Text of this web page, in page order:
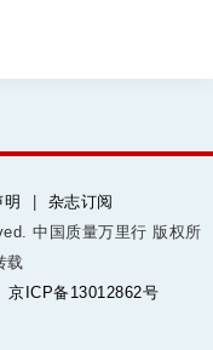
杂志订阅
中国质量万里行 版权所
载
京ICP备13012862号